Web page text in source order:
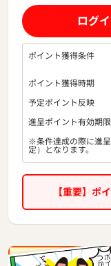
月額550円（税込）
クーポン、d払いや
典、充電スマホレ
題、映画チケット
シーンをカバーす
感じていただける
※ドコモ回線以外
※「dバリューパス
初回31日間無料で
ログ
ポイント獲得条件
ポイント獲得時期
予定ポイント反映
進呈ポイント有効期限
※条件達成の際に進
定）となります。
【重要】ポ